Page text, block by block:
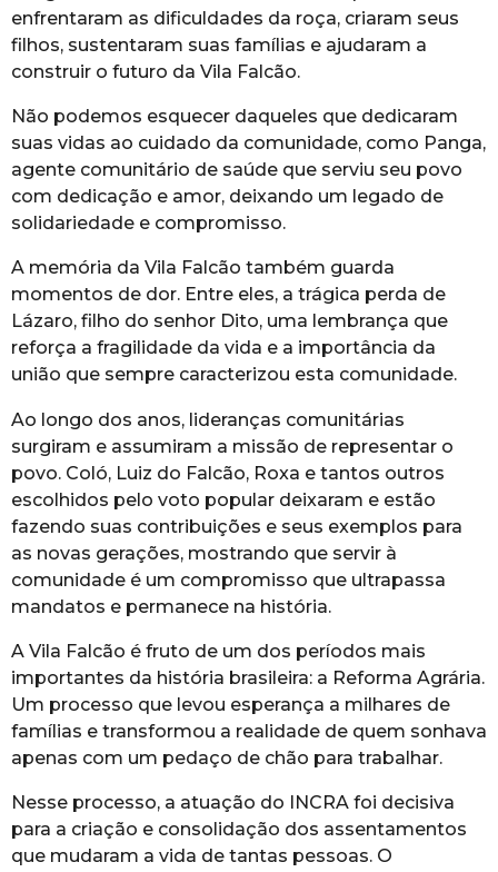
enfrentaram as dificuldades da roça, criaram seus
filhos, sustentaram suas famílias e ajudaram a
construir o futuro da Vila Falcão.
Não podemos esquecer daqueles que dedicaram
suas vidas ao cuidado da comunidade, como Panga,
agente comunitário de saúde que serviu seu povo
com dedicação e amor, deixando um legado de
solidariedade e compromisso.
A memória da Vila Falcão também guarda
momentos de dor. Entre eles, a trágica perda de
Lázaro, filho do senhor Dito, uma lembrança que
reforça a fragilidade da vida e a importância da
união que sempre caracterizou esta comunidade.
Ao longo dos anos, lideranças comunitárias
surgiram e assumiram a missão de representar o
povo. Coló, Luiz do Falcão, Roxa e tantos outros
escolhidos pelo voto popular deixaram e estão
fazendo suas contribuições e seus exemplos para
as novas gerações, mostrando que servir à
comunidade é um compromisso que ultrapassa
mandatos e permanece na história.
A Vila Falcão é fruto de um dos períodos mais
importantes da história brasileira: a Reforma Agrária.
Um processo que levou esperança a milhares de
famílias e transformou a realidade de quem sonhava
apenas com um pedaço de chão para trabalhar.
Nesse processo, a atuação do INCRA foi decisiva
para a criação e consolidação dos assentamentos
que mudaram a vida de tantas pessoas. O